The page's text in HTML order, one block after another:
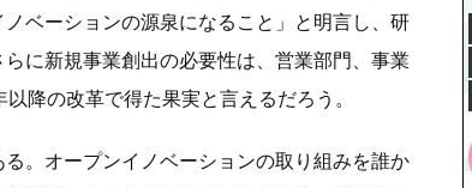
ベーションの源泉になること」と明言し、研
に新規事業創出の必要性は、営業部門、事業
降の改革で得た果実と言えるだろう。
。オープンイノベーションの取り組みを誰か